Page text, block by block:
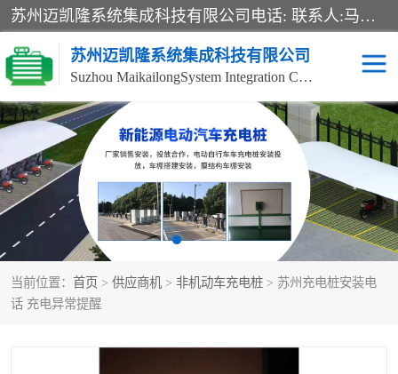
苏州迈凯隆系统集成科技有限公司电话: 联系人:马杰森 销售安装视频监控、报警系统、电话交换机、门禁考勤、巡更系统、呼叫对讲系统、停车场道闸、智能家居、广播系统、综合布线、办公设备、电子商务软件、网络工程、酒店门锁系列 系统集成、VOD视频点播、LED显示屏、节能产品、USP电源、收银机等弱电及智能化项目。
苏州迈凯隆系统集成科技有限公司
Suzhou MaikailongSystem Integration Co., Ltd.
当前位置： 首页 > 供应商机 > 非机动车充电桩 > 苏州充电桩安装电
话 充电异常提醒
非机动车充电桩 电瓶车充电桩
电动自行车充电桩 两轮电动车充电桩
充电桩